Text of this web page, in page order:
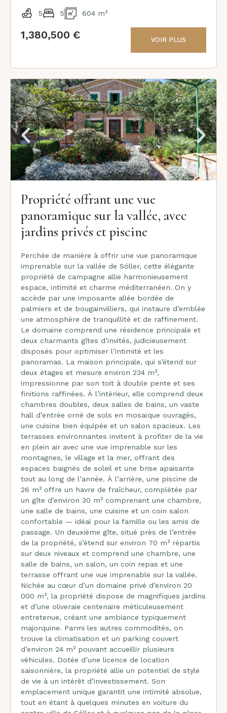
5 5 604 m²
1,380,500 € VOIR PLUS
Propriété offrant une vue
panoramique sur la vallée, avec
jardins privés et piscine
Perchée de manière à offrir une vue panoramique
imprenable sur la vallée de Sóller, cette élégante
propriété de campagne allie harmonieusement
espace, intimité et charme méditerranéen. On y
accède par une imposante allée bordée de
palmiers et de bougainvilliers, qui instaure d’emblée
une atmosphère de tranquillité et de raffinement.
Le domaine comprend une résidence principale et
deux charmants gîtes d’invités, judicieusement
disposés pour optimiser l’intimité et les
panoramas. La maison principale, qui s’étend sur
deux étages et mesure environ 234 m²,
impressionne par son toit à double pente et ses
finitions raffinées. À l’intérieur, elle comprend deux
chambres doubles, deux salles de bains, un vaste
hall d’entrée orné de sols en mosaïque ouvragés,
une cuisine bien équipée et un salon spacieux. Les
terrasses environnantes invitent à profiter de la vie
en plein air avec une vue imprenable sur les
montagnes, le village et la mer, offrant des
espaces baignés de soleil et une brise apaisante
tout au long de l’année. À l’arrière, une piscine de
26 m² offre un havre de fraîcheur, complétée par
un gîte d’environ 30 m² comprenant une chambre,
une salle de bains, une cuisine et un coin salon
confortable — idéal pour la famille ou les amis de
passage. Un deuxième gîte, situé près de l’entrée
de la propriété, s’étend sur environ 70 m² répartis
sur deux niveaux et comprend une chambre, une
salle de bains, un salon, un coin repas et une
terrasse offrant une vue imprenable sur la vallée.
Nichée au cœur d’un domaine privé d’environ 20
000 m², la propriété dispose de magnifiques jardins
et d’une oliveraie centenaire méticuleusement
entretenue, créant une ambiance typiquement
majorquine. Parmi les autres commodités, on
trouve la climatisation et un parking couvert
d’environ 24 m² pouvant accueillir plusieurs
véhicules. Dotée d’une licence de location
saisonnière, la propriété allie un potentiel de style
de vie à un intérêt d’investissement. Son
emplacement unique garantit une intimité absolue,
tout en étant à quelques minutes en voiture du